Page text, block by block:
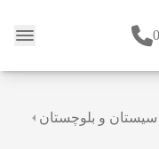
وبلاگ
سیستان و بلوچستان